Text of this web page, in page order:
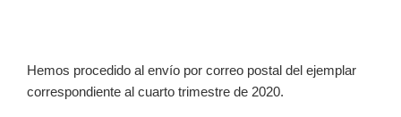
Hemos procedido al envío por correo postal del ejemplar
correspondiente al cuarto trimestre de 2020.